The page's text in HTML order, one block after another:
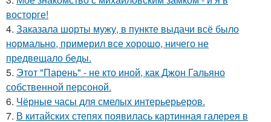
восторге!
4. Заказала шорты мужу, в пункте выдачи всё было
нормально, примерил все хорошо, ничего не
предвещало беды.
5. Этот "Парень" - не кто иной, как Джон Гальяно
собственной персоной.
6. Чёрные часы для смелых интерьерьеров.
7. В китайских степях появилась картинная галерея в